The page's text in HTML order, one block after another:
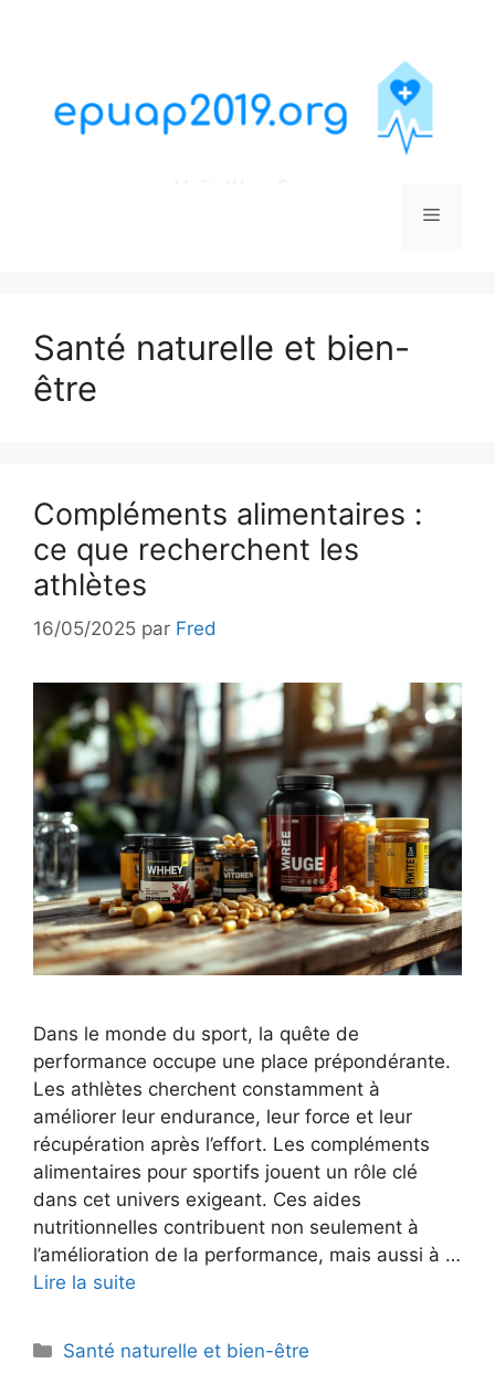
Menu
Santé naturelle et bien-
être
Compléments alimentaires :
ce que recherchent les
athlètes
16/05/2025 par Fred
Dans le monde du sport, la quête de
performance occupe une place prépondérante.
Les athlètes cherchent constamment à
améliorer leur endurance, leur force et leur
récupération après l’effort. Les compléments
alimentaires pour sportifs jouent un rôle clé
dans cet univers exigeant. Ces aides
nutritionnelles contribuent non seulement à
l’amélioration de la performance, mais aussi à …
Lire la suite
Catégories
Santé naturelle et bien-être